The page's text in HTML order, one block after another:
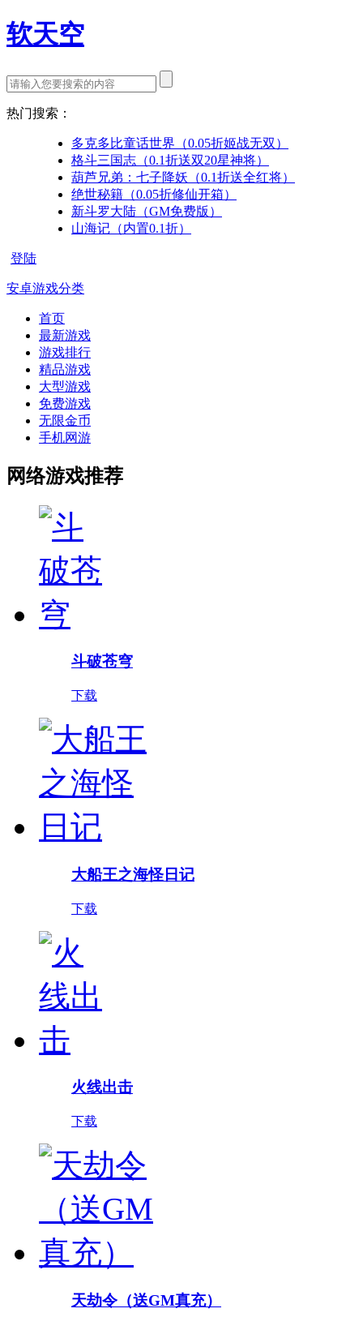
软天空
热门搜索：
多克多比童话世界（0.05折姬战无双）
格斗三国志（0.1折送双20星神将）
葫芦兄弟：七子降妖（0.1折送全红将）
绝世秘籍（0.05折修仙开箱）
新斗罗大陆（GM免费版）
山海记（内置0.1折）
登陆
安卓游戏分类
首页
最新游戏
游戏排行
精品游戏
大型游戏
免费游戏
无限金币
手机网游
网络游戏推荐
斗破苍穹
下载
大船王之海怪日记
下载
火线出击
下载
天劫令（送GM真充）